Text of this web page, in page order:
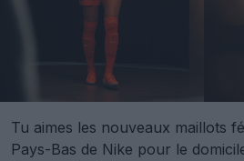
Tu aimes les nouveaux maillots
Pays-Bas de Nike pour le